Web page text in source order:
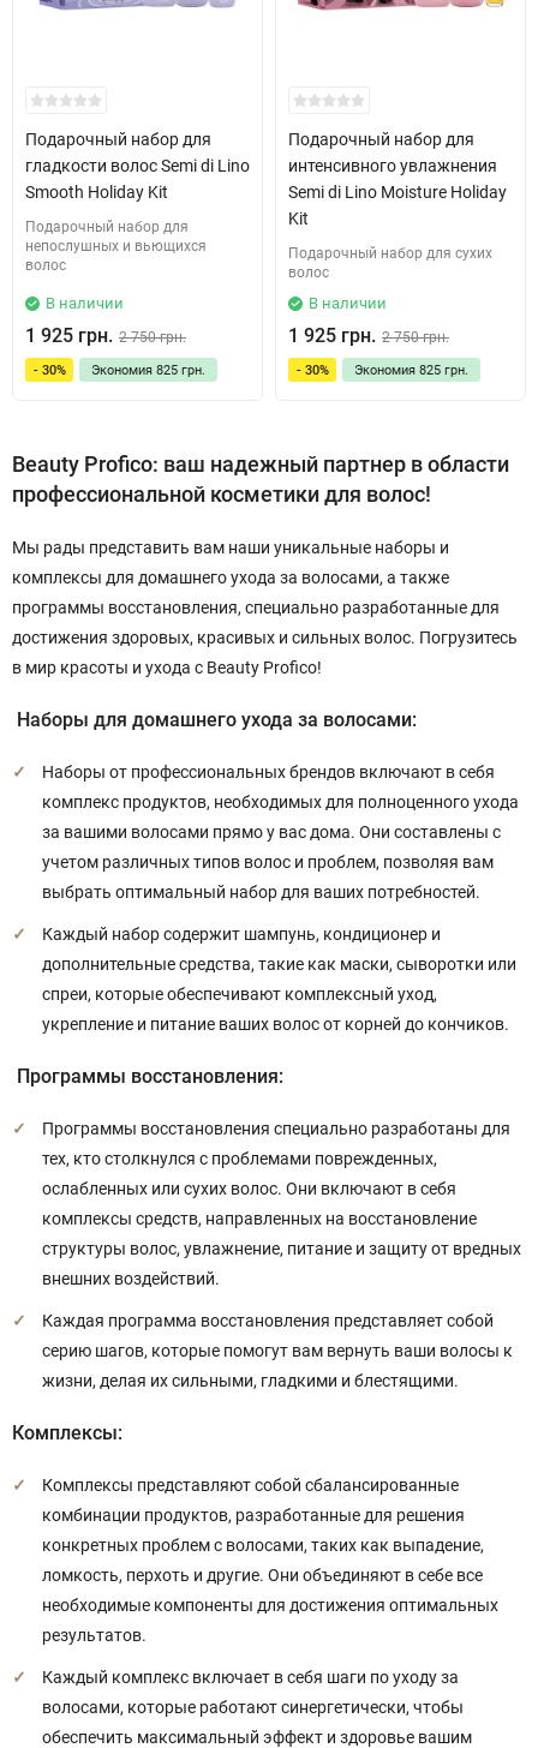
Подарочный набор для
гладкости волос Semi di Lino
Smooth Holiday Kit
Подарочный набор для
непослушных и вьющихся
волос
В наличии
1 925 грн. 2 750 грн.
- 30% Экономия 825 грн.
Подарочный набор для
интенсивного увлажнения
Semi di Lino Moisture Holiday
Kit
Подарочный набор для сухих
волос
В наличии
1 925 грн. 2 750 грн.
- 30% Экономия 825 грн.
Beauty Profico: ваш надежный партнер в области
профессиональной косметики для волос!
Мы рады представить вам наши уникальные наборы и
комплексы для домашнего ухода за волосами, а также
программы восстановления, специально разработанные для
достижения здоровых, красивых и сильных волос. Погрузитесь
в мир красоты и ухода с Beauty Profico!
Наборы для домашнего ухода за волосами:
Наборы от профессиональных брендов включают в себя
комплекс продуктов, необходимых для полноценного ухода
за вашими волосами прямо у вас дома. Они составлены с
учетом различных типов волос и проблем, позволяя вам
выбрать оптимальный набор для ваших потребностей.
Каждый набор содержит шампунь, кондиционер и
дополнительные средства, такие как маски, сыворотки или
спреи, которые обеспечивают комплексный уход,
укрепление и питание ваших волос от корней до кончиков.
Программы восстановления:
Программы восстановления специально разработаны для
тех, кто столкнулся с проблемами поврежденных,
ослабленных или сухих волос. Они включают в себя
комплексы средств, направленных на восстановление
структуры волос, увлажнение, питание и защиту от вредных
внешних воздействий.
Каждая программа восстановления представляет собой
серию шагов, которые помогут вам вернуть ваши волосы к
жизни, делая их сильными, гладкими и блестящими.
Комплексы:
Комплексы представляют собой сбалансированные
комбинации продуктов, разработанные для решения
конкретных проблем с волосами, таких как выпадение,
ломкость, перхоть и другие. Они объединяют в себе все
необходимые компоненты для достижения оптимальных
результатов.
Каждый комплекс включает в себя шаги по уходу за
волосами, которые работают синергетически, чтобы
обеспечить максимальный эффект и здоровье вашим